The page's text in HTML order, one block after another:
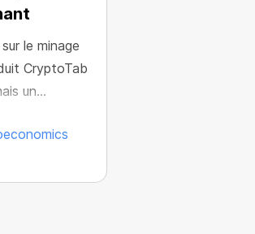
le minage
CryptoTab
un